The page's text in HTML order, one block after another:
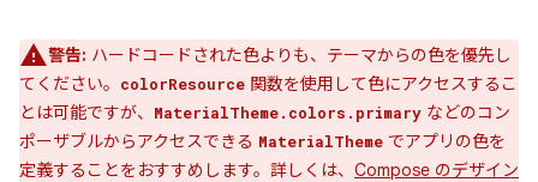
警告: ハードコードされた色よりも、テーマからの色を優先し
てください。
colorResource 関数を使用して色にアクセスするこ
とは可能ですが、
MaterialTheme.colors.primary などのコン
ポーザブルからアクセスできる MaterialTheme でアプリの色を
定義することをおすすめします。詳しくは、 Compose のデザイン